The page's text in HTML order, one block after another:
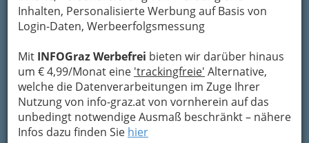
Inhalten, Personalisierte Werbung auf Basis von
Login-Daten, Werbeerfolgsmessung
Mit INFOGraz Werbefrei bieten wir darüber hinaus
um € 4,99/Monat eine 'trackingfreie' Alternative,
welche die Datenverarbeitungen im Zuge Ihrer
Nutzung von info-graz.at von vornherein auf das
unbedingt notwendige Ausmaß beschränkt – nähere
Infos dazu finden Sie hier
Wir träumen von der guten alten Zeit,
nur moderner sollte sie sein und
schöner als damals! Das Morgen ist
ein Versprechen: von den Dingen, die
uns das Gestern nicht erfüllen konnte.
Zwischen den beiden
Sehnsuchtspolen liegt die Gegenwart,
der unzulängliche Moment."